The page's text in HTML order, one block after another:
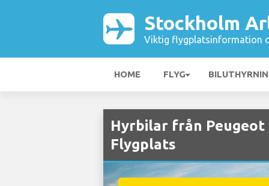
Stockholm
Viktig flygplatsinformation
HOME FLYG
Hyrbilar från Peugeot
Flygplats